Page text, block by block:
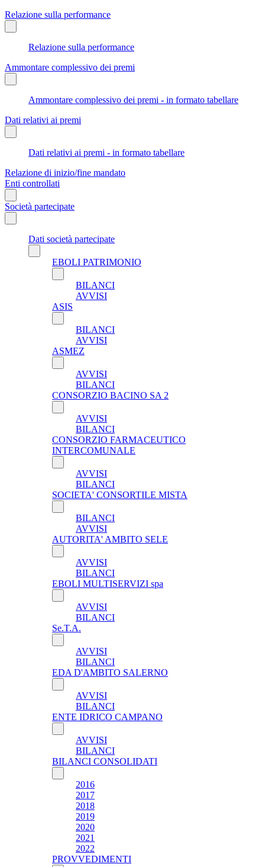
Relazione sulla performance
Relazione sulla performance
Ammontare complessivo dei premi
Ammontare complessivo dei premi - in formato tabellare
Dati relativi ai premi
Dati relativi ai premi - in formato tabellare
Relazione di inizio/fine mandato
Enti controllati
Società partecipate
Dati società partecipate
EBOLI PATRIMONIO
BILANCI
AVVISI
ASIS
BILANCI
AVVISI
ASMEZ
AVVISI
BILANCI
CONSORZIO BACINO SA 2
AVVISI
BILANCI
CONSORZIO FARMACEUTICO
INTERCOMUNALE
AVVISI
BILANCI
SOCIETA' CONSORTILE MISTA
BILANCI
AVVISI
AUTORITA' AMBITO SELE
AVVISI
BILANCI
EBOLI MULTISERVIZI spa
AVVISI
BILANCI
Se.T.A.
AVVISI
BILANCI
EDA D'AMBITO SALERNO
AVVISI
BILANCI
ENTE IDRICO CAMPANO
AVVISI
BILANCI
BILANCI CONSOLIDATI
2016
2017
2018
2019
2020
2021
2022
PROVVEDIMENTI